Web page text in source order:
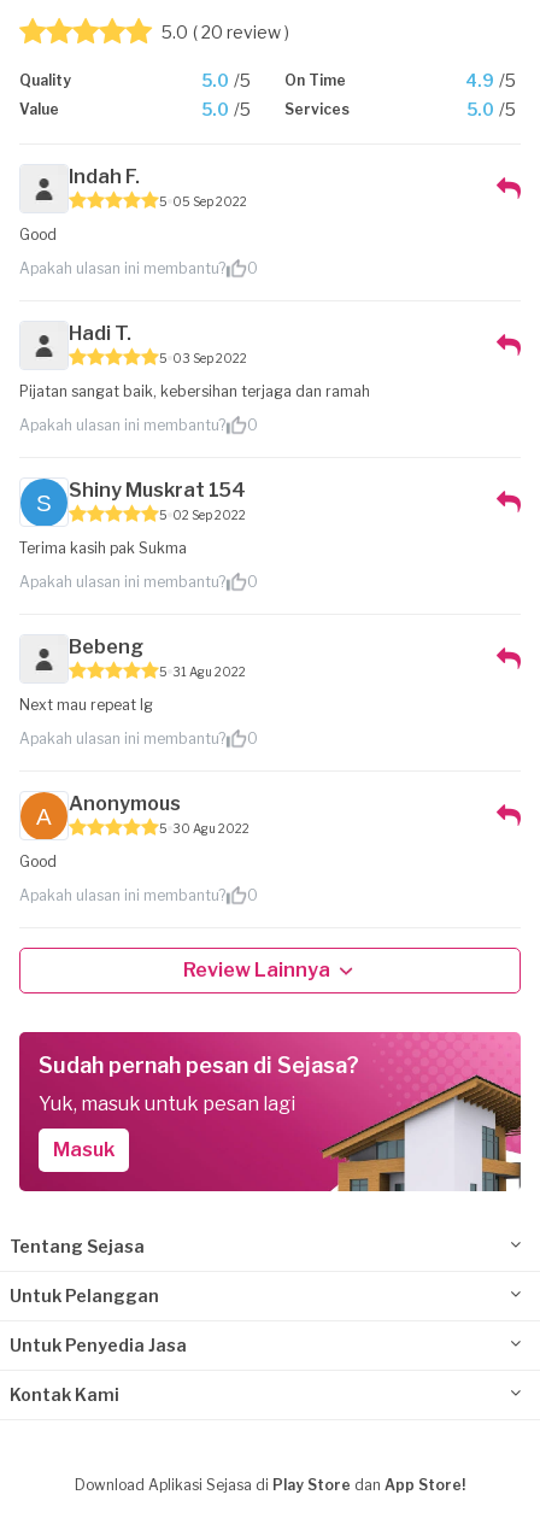
5.0 ( 20 review )
Quality 5.0 /5 On Time 4.9 /5
Value 5.0 /5 Services 5.0 /5
Indah F.
5 05 Sep 2022
Good
Apakah ulasan ini membantu?
0
Hadi T.
5 03 Sep 2022
Pijatan sangat baik, kebersihan terjaga dan ramah
Apakah ulasan ini membantu?
0
Shiny Muskrat 154
5 02 Sep 2022
Terima kasih pak Sukma
Apakah ulasan ini membantu?
0
Bebeng
5 31 Agu 2022
Next mau repeat lg
Apakah ulasan ini membantu?
0
Anonymous
5 30 Agu 2022
Good
Apakah ulasan ini membantu?
0
Review Lainnya
Sudah pernah pesan di Sejasa?
Yuk, masuk untuk pesan lagi
Masuk
Tentang Sejasa
Untuk Pelanggan
Untuk Penyedia Jasa
Kontak Kami
Download Aplikasi Sejasa di Play Store dan App Store!